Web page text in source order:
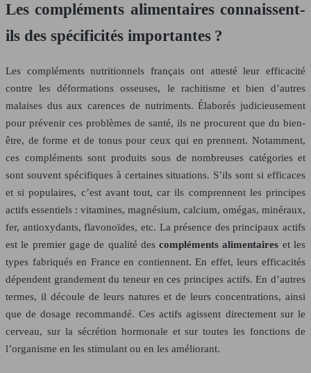
Les compléments alimentaires connaissent-
ils des spécificités importantes ?
Les compléments nutritionnels français ont attesté leur efficacité
contre les déformations osseuses, le rachitisme et bien d’autres
malaises dus aux carences de nutriments. Élaborés judicieusement
pour prévenir ces problèmes de santé, ils ne procurent que du bien-
être, de forme et de tonus pour ceux qui en prennent. Notamment,
ces compléments sont produits sous de nombreuses catégories et
sont souvent spécifiques à certaines situations. S’ils sont si efficaces
et si populaires, c’est avant tout, car ils comprennent les principes
actifs essentiels : vitamines, magnésium, calcium, omégas, minéraux,
fer, antioxydants, flavonoïdes, etc. La présence des principaux actifs
est le premier gage de qualité descompléments alimentaires et les
types fabriqués en France en contiennent. En effet, leurs efficacités
dépendent grandement du teneur en ces principes actifs. En d’autres
termes, il découle de leurs natures et de leurs concentrations, ainsi
que de dosage recommandé. Ces actifs agissent directement sur le
cerveau, sur la sécrétion hormonale et sur toutes les fonctions de
l’organisme en les stimulant ou en les améliorant.